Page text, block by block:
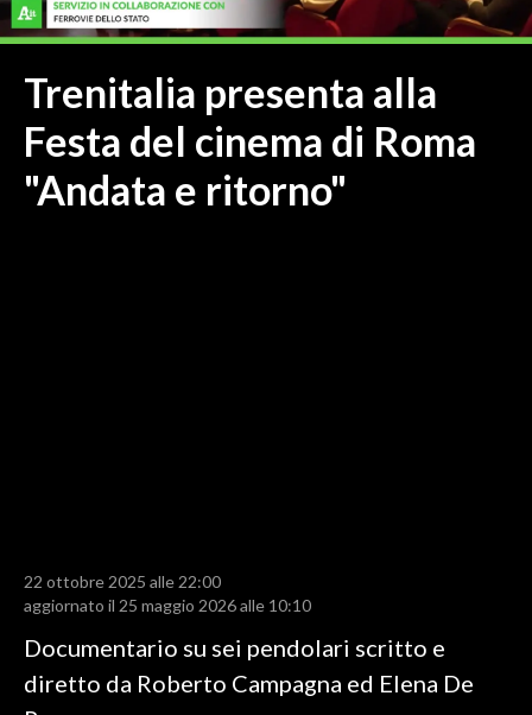
OGLIASTRA
ITALIA
MONDO
RISULTATI E CLASSIFICHE
CALCIO REGIONALE
BASKET
Trenitalia presenta alla
Festa del cinema di Roma
"Andata e ritorno"
22 ottobre 2025 alle 22:00
aggiornato il 25 maggio 2026 alle 10:10
Documentario su sei pendolari scritto e
diretto da Roberto Campagna ed Elena De